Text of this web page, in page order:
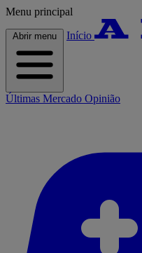
Menu principal
Abrir menu Início
Últimas Mercado Opinião